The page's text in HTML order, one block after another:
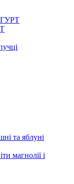
ГУРТ
та яблуні
магнолії і